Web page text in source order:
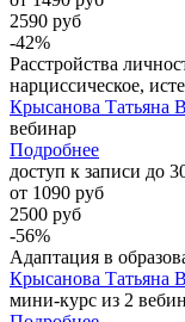
2590 руб
-42%
Расстройства
нарциссическое,
Крысанова Татьяна
вебинар
Подробнее
доступ к записи до
от 1090 руб
2500 руб
-56%
Адаптация в
Крысанова Татьяна
мини-курс из 2